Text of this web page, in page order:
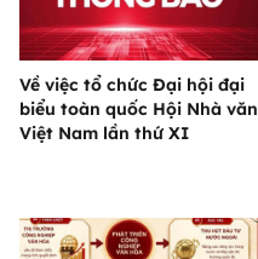
Về việc tổ chức Đại hội đại
biểu toàn quốc Hội Nhà văn
Việt Nam lần thứ XI